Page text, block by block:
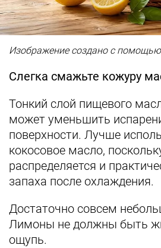
Изображение создано с помощью
Слегка смажьте кожуру
Тонкий слой пищевого
может уменьшить
поверхности. Лучше
кокосовое масло,
распределяется и
запаха после охлаждения.
Достаточно совсем
Лимоны не должны быть
ощупь.